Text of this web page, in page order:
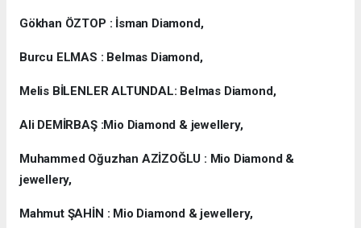
Gökhan ÖZTOP : İsman Diamond,
Burcu ELMAS : Belmas Diamond,
Melis BİLENLER ALTUNDAL: Belmas Diamond,
Ali DEMİRBAŞ :Mio Diamond & jewellery,
Muhammed Oğuzhan AZİZOĞLU : Mio Diamond &
jewellery,
Mahmut ŞAHİN : Mio Diamond & jewellery,